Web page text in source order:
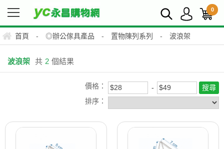
0
首頁 - ◎辦公傢具產品 - 置物陳列系列 - 波浪架
波浪架 共 2 個結果
價格：
排序：